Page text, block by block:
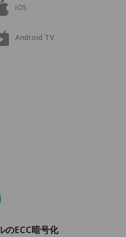
iOS
Android TV
のECC暗号化